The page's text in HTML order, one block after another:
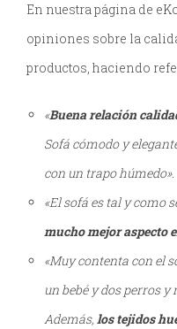
En nuestra página de
opiniones sobre la
productos, haciendo
«Buena relación
Sofá cómodo y
con un trapo húmedo».
«El sofá es tal y como
mucho mejor aspecto
«Muy contenta con el
un bebé y dos perros
Además, los tejidos